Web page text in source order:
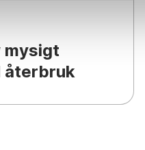
mysigt
återbruk